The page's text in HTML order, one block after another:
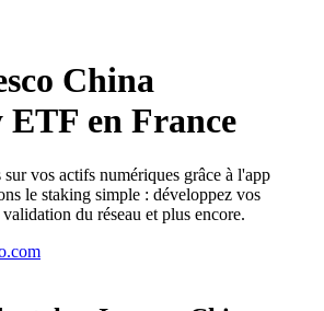
China
ETF en France
vos actifs numériques grâce à l'app
le staking simple : développez vos
du réseau et plus encore.